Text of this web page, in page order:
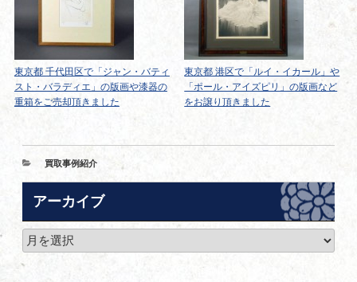
東京都 千代田区で「ジャン・バティ
スト・バラディエ」の版画や漆器の
重箱をご売却頂きました
東京都 港区で「ルイ・イカール」や
「ポール・アイズピリ」の版画など
をお譲り頂きました
カ
リ
買取事例紹介
アーカイブ
ア
ー
カ